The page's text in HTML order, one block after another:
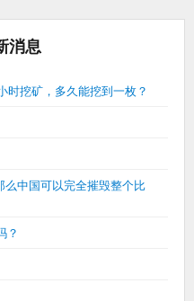
消息
时挖矿，多久能挖到一枚？
么中国可以完全摧毁整个比
？